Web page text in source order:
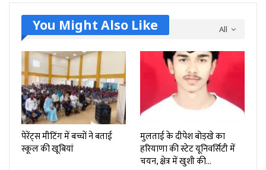
All
You Might Also Like
पेरेंट्स मीटिंग में बच्चों ने बताई
स्कूल की खूबियां
मुलताई के दीपेश बोड़खे का
हरियाणा की स्टेट यूनिवर्सिटी में
चयन, क्षेत्र में खुशी की…